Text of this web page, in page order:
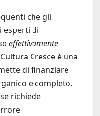
che gli
esperti di
effettivamente
Cresce è una
di finanziare
e completo.
richiede